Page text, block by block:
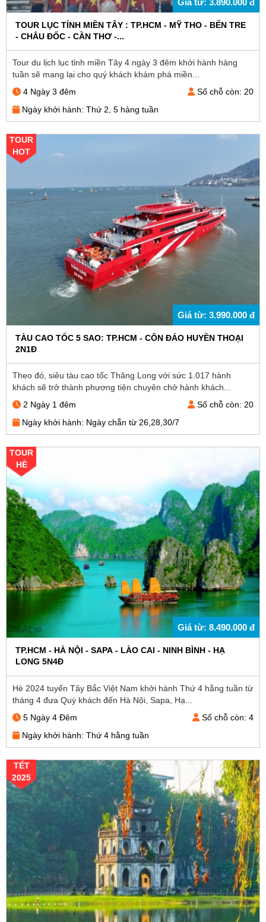
TOUR LỤC TỈNH MIỀN TÂY : TP.HCM - MỸ THO - BẾN TRE
- CHÂU ĐỐC - CẦN THƠ -...
Tour du lịch lục tỉnh miền Tây 4 ngày 3 đêm khởi hành hàng
tuần sẽ mang lại cho quý khách khám phá miền...
4 Ngày 3 đêm
Số chỗ còn: 20
Ngày khởi hành: Thứ 2, 5 hàng tuần
Giá từ: 3.990.000 đ
TOUR
HOT
TÀU CAO TỐC 5 SAO: TP.HCM - CÔN ĐẢO HUYỀN THOẠI
2N1Đ
Theo đó, siêu tàu cao tốc Thăng Long với sức 1.017 hành
khách sẽ trở thành phương tiện chuyên chở hành khách...
2 Ngày 1 đêm
Số chỗ còn: 20
Ngày khởi hành: Ngày chẵn từ 26,28,30/7
Giá từ: 8.490.000 đ
TOUR
HÈ
TP.HCM - HÀ NỘI - SAPA - LÀO CAI - NINH BÌNH - HẠ
LONG 5N4Đ
Hè 2024 tuyến Tây Bắc Việt Nam khởi hành Thứ 4 hằng tuần từ
tháng 4 đưa Quý khách đến Hà Nội, Sapa, Hạ...
5 Ngày 4 Đêm
Số chỗ còn: 4
Ngày khởi hành: Thứ 4 hằng tuần
TẾT
2025